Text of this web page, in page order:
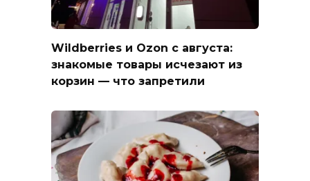
Wildberries и Ozon с августа:
знакомые товары исчезают из
корзин — что запретили